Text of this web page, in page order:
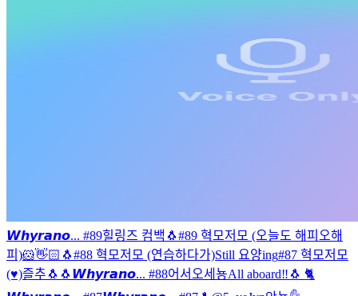
𝙒𝙝𝙮𝙧𝙖𝙣𝙤... #89힐링즈 컴백 🐧#89 혁모저모 (오늘도 해피오해
피)🐹👋🏻 🐧#88 혁모저모 (연습하다가)Still 요양ing#87 혁모저모
(♥)즐추 🐧 🐧 𝙒𝙝𝙮𝙧𝙖𝙣𝙤... #88어서오세뇽All aboard‼️ 🐧 🐈